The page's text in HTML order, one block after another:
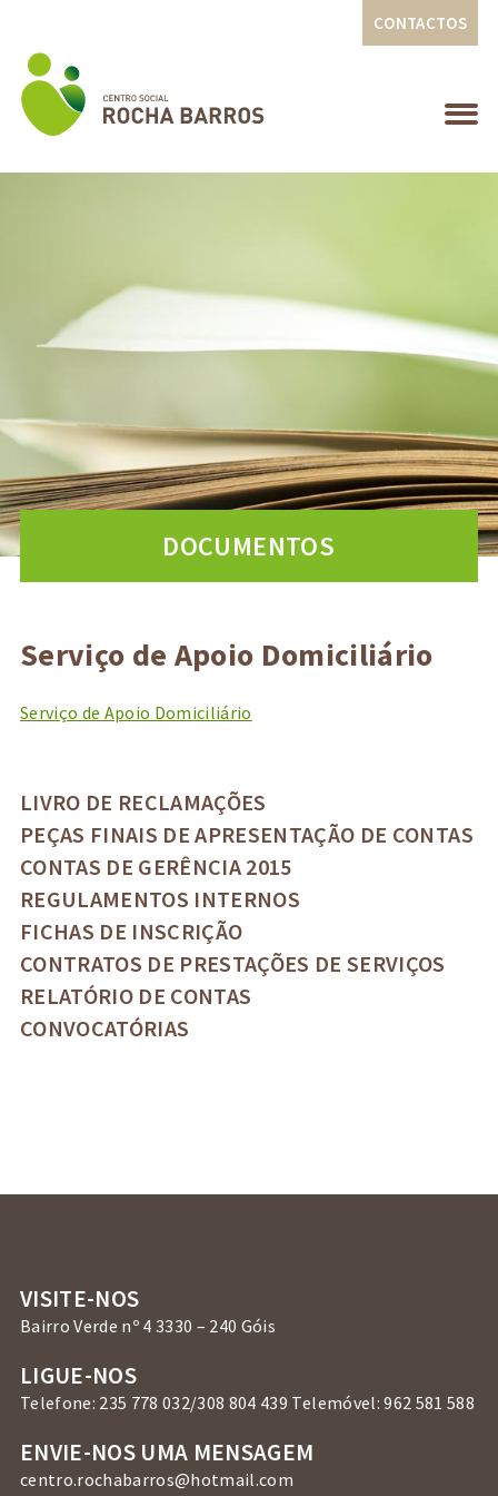
CONTACTOS
DOCUMENTOS
LIVRO DE RECLAMAÇÕES
PEÇAS FINAIS DE APRESENTAÇÃO DE CONTAS
CONTAS DE GERÊNCIA 2015
REGULAMENTOS INTERNOS
FICHAS DE INSCRIÇÃO
CONTRATOS DE PRESTAÇÕES DE SERVIÇOS
RELATÓRIO DE CONTAS
CONVOCATÓRIAS
Serviço de Apoio Domiciliário
Serviço de Apoio Domiciliário
VISITE-NOS
Bairro Verde nº 4 3330 – 240 Góis
LIGUE-NOS
Telefone: 235 778 032/308 804 439 Telemóvel: 962 581 588
ENVIE-NOS UMA MENSAGEM
centro.rochabarros@hotmail.com